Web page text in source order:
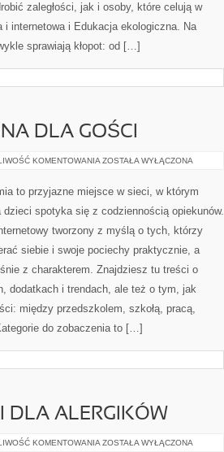
zaległości, jak i osoby, które celują w
internetowa i Edukacja ekologiczna. Na
sprawiają kłopot: od […]
DLA GOŚCI
KOMENTOWANIA MODA
WESELNA
DLA
ZOSTAŁA WYŁĄCZONA
to przyjazne miejsce w sieci, w którym
dzieci spotyka się z codziennością opiekunów.
tworzony z myślą o tych, którzy
siebie i swoje pociechy praktycznie, a
z charakterem. Znajdziesz tu treści o
dodatkach i trendach, ale też o tym, jak
między przedszkolem, szkołą, pracą,
do zobaczenia to […]
DLA ALERGIKÓW
KOMENTOWANIA PIZZA
ZOSTAŁA WYŁĄCZONA